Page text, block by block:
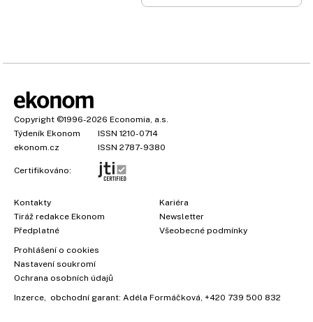
Copyright ©1996-2026 Economia, a.s.
Týdeník Ekonom
ISSN 1210-0714
ekonom.cz
ISSN 2787-9380
Certifikováno:
Kontakty
Tiráž redakce Ekonom
Předplatné
Kariéra
Newsletter
Všeobecné podmínky
Prohlášení o cookies
Nastavení soukromí
Ochrana osobních údajů
Inzerce , obchodní garant: Adéla Formáčková +420 739 500 832
Vyzkoušejte Ekonom již za